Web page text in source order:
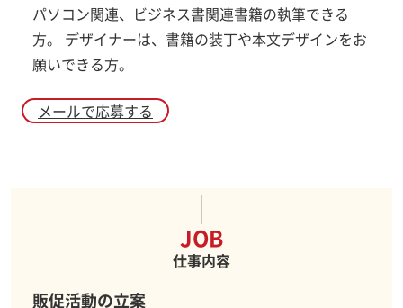
パソコン関連、ビジネス書関連書籍の執筆できる
方。 デザイナーは、書籍の装丁や本文デザインをお
願いできる方。
メールで応募する
JOB
仕事内容
販促活動の立案